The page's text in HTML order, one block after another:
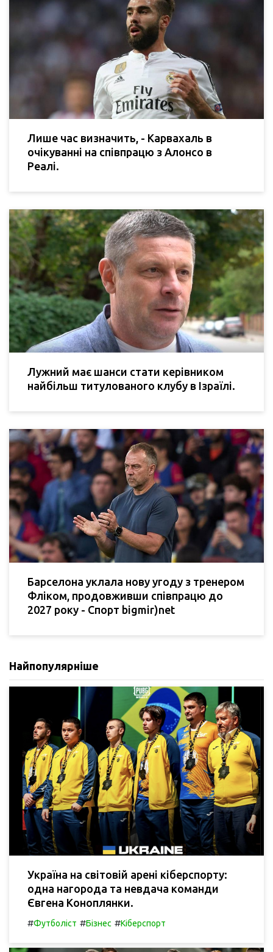
Лише час визначить, - Карвахаль в
очікуванні на співпрацю з Алонсо в
Реалі.
Лужний має шанси стати керівником
найбільш титулованого клубу в Ізраїлі.
Барселона уклала нову угоду з тренером
Фліком, продовживши співпрацю до
2027 року - Спорт bigmir)net
Найпопулярніше
Україна на світовій арені кіберспорту:
одна нагорода та невдача команди
Євгена Коноплянки.
#Футболіст #Бізнес #Кіберспорт